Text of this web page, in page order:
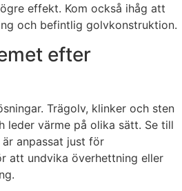
effekt. Kom också ihåg att
och befintlig golvkonstruktion.
efter
Trägolv, klinker och sten
leder värme på olika sätt. Se till
anpassat just för
att undvika överhettning eller